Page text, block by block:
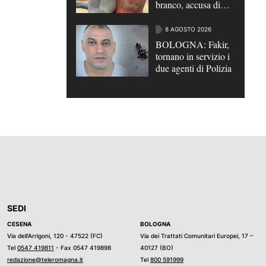
branco, accusa di
motivi | VIDEO
8 AGOSTO 2026
BOLOGNA: Fakir,
tornano in servizio i
due agenti di Polizia
SEDI
CESENA
Via dell’Arrigoni, 120 - 47522 (FC)
Tel 0547 419811 - Fax 0547 419898
redazione@teleromagna.it
BOLOGNA
Via dei Trattati Comunitari Europei, 17 –
40127 (BO)
Tel 800 591999